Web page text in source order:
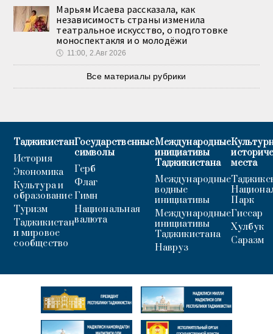
Марьям Исаева рассказала, как
независимость страны изменила
театральное искусство, о подготовке
моноспектакля и о молодёжи
🕔 11:00, 2.Авг 2026
Все материалы рубрики
Таджикистан
История
Экономика
Культура и
образование
Туризм
Таджикистан
и мировое
сообщество
Государственные
символы
Герб
Флаг
Гимн
Национальная
валюта
Международные
инициативы
Таджикистана
Международные
водные
инициативы
Международные
инициативы
Таджикистана
Навруз
места
Парк
Гиссар
Хулбук
Саразм